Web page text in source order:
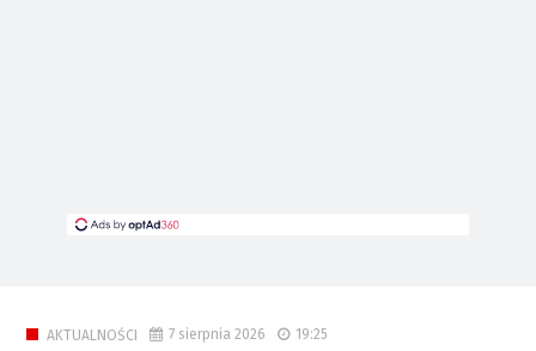
AKTUALNOŚCI 7 sierpnia 2026 19:25